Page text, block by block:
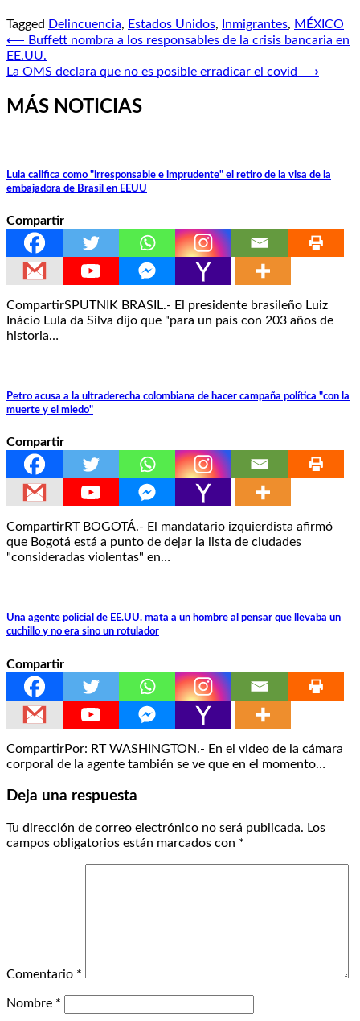
Tagged Delincuencia, Estados Unidos, Inmigrantes, MÉXICO
Navegación
de
entradas
⟵ Buffett nombra a los responsables de la crisis bancaria en
EE.UU.
La OMS declara que no es posible erradicar el covid ⟶
MÁS NOTICIAS
Lula califica como "irresponsable e imprudente" el retiro de la visa de la
embajadora de Brasil en EEUU
Compartir
CompartirSPUTNIK BRASIL.- El presidente brasileño Luiz
Inácio Lula da Silva dijo que "para un país con 203 años de
historia…
Petro acusa a la ultraderecha colombiana de hacer campaña política "con la
muerte y el miedo"
Compartir
CompartirRT BOGOTÁ.- El mandatario izquierdista afirmó
que Bogotá está a punto de dejar la lista de ciudades
"consideradas violentas" en…
Una agente policial de EE.UU. mata a un hombre al pensar que llevaba un
cuchillo y no era sino un rotulador
Compartir
CompartirPor: RT WASHINGTON.- En el video de la cámara
corporal de la agente también se ve que en el momento…
Deja una respuesta
Tu dirección de correo electrónico no será publicada. Los
campos obligatorios están marcados con *
Comentario *
Nombre *